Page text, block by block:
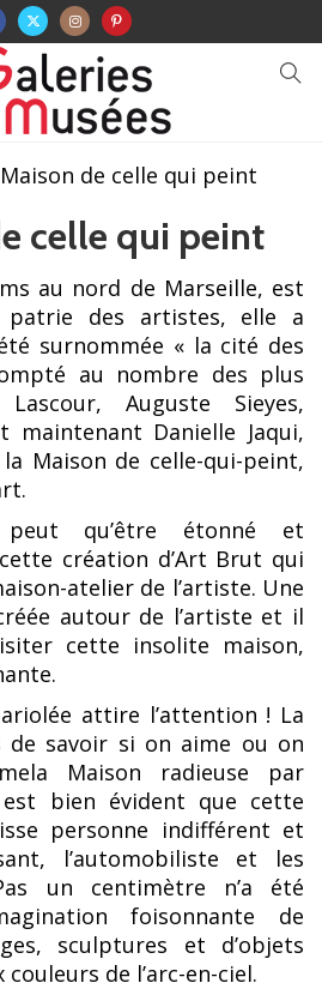
de celle qui peint
celle qui peint
au nord de Marseille, est
patrie des artistes, elle a
surnommée « la cité des
au nombre des plus
Auguste Sieyes,
maintenant Danielle Jaqui,
Maison de celle-qui-peint,
qu’être étonné et
création d’Art Brut qui
atelier de l’artiste. Une
autour de l’artiste et il
cette insolite maison,
attire l’attention ! La
de savoir si on aime ou on
Maison radieuse par
bien évident que cette
personne indifférent et
l’automobiliste et les
un centimètre n’a été
foisonnante de
sculptures et d’objets
de l’arc-en-ciel.